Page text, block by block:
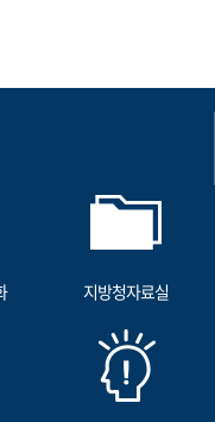
지방청자료실